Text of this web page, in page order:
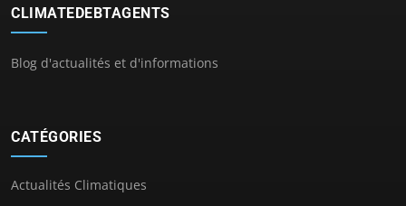
CLIMATEDEBTAGENTS
Blog d'actualités et d'informations
CATÉGORIES
Actualités Climatiques